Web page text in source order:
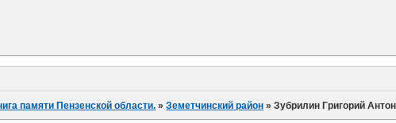
памяти Пензенской области. »Земетчинский район »Зубрилин Григорий